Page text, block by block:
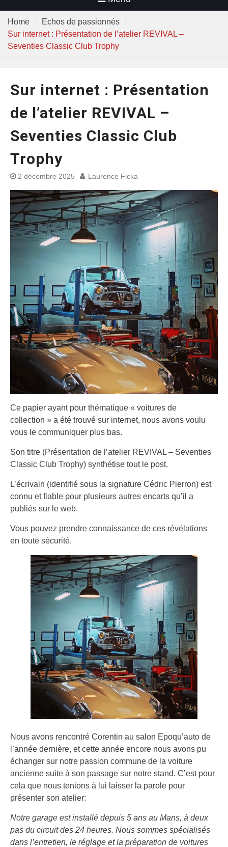
Home
Echos de passionnés
Sur internet : Présentation de l’atelier REVIVAL –
Seventies Classic Club Trophy
Sur internet : Présentation
de l’atelier REVIVAL –
Seventies Classic Club
Trophy
2 décembre 2025 Laurence Ficka
Ce papier ayant pour thématique « voitures de
collection » a été trouvé sur internet, nous avons voulu
vous le communiquer plus bas.
Son titre (Présentation de l’atelier REVIVAL – Seventies
Classic Club Trophy) synthétise tout le post.
L’écrivain (identifié sous la signature Cédric Pierron) est
connu et fiable pour plusieurs autres encarts qu’il a
publiés sur le web.
Vous pouvez prendre connaissance de ces révélations
en toute sécurité.
Nous avons rencontré Corentin au salon Epoqu’auto de
l’année dernière, et cette année encore nous avons pu
échanger sur notre passion commune de la voiture
ancienne suite à son passage sur notre stand. C’est pour
cela que nous tenions à lui laisser la parole pour
présenter son atelier:
Notre garage est installé depuis 5 ans au Mans, à deux
pas du circuit des 24 heures. Nous sommes spécialisés
dans l’entretien, le réglage et la préparation de voitures